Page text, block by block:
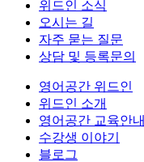
위드인 소식
오시는 길
자주 묻는 질문
상담 및 등록문의
영어공간 위드인
위드인 소개
영어공간 교육안내
수강생 이야기
블로그